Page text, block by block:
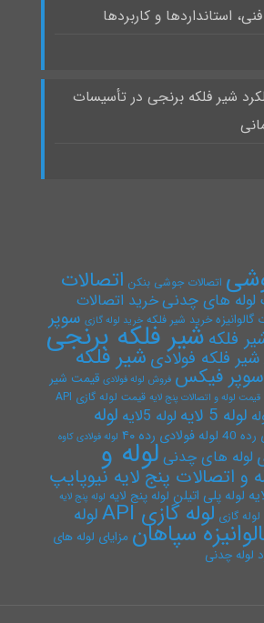
استانداردها و کاربردها
شیر فلکه برنجی در تأسیسات
اتصالات جوشی بنکن اتصالات
لوله های چدنیخرید اتصالات
خرید شیر فلکه خرید لوله گازی سوپر
فلکه شیر فلکه برنجی
شیر فلکه فولادی شیر فلکه
فیکس فروش لوله فولادی قیمت شیر
قیمت لوله و اتصالات پنج لایه قیمت لوله گازی API
لوله 5 لایه لوله 5لایه لوله
40 لوله فولادی رده ۴۰ لوله فولادی کاوه
لوله های چدنی لوله و
و اتصالات پنج لایه نیوپایپ
لوله پلی اتیلن لوله پنج لایه لوله پنج لایه
لوله گازی لوله گازی API لوله
سپاهان مزایای لوله های
لوله چدنی